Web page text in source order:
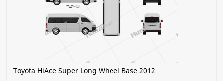
Toyota HiAce Super Long Wheel Base 2012